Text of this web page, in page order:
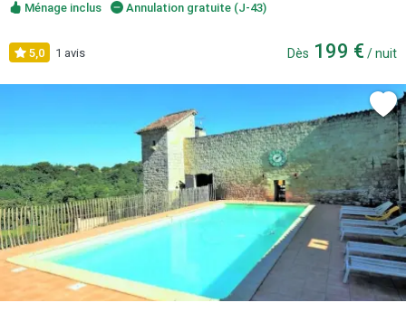
Ménage inclus Annulation gratuite (J-43)
5,0 1 avis Dès 199 € / nuit